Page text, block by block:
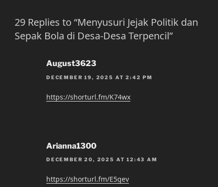
29 Replies to “Menyusuri Jejak Politik dan
Sepak Bola di Desa-Desa Terpencil”
August3623
DECEMBER 19, 2025 AT 2:42 PM
https://shorturl.fm/K74wx
Arianna1300
DECEMBER 20, 2025 AT 12:43 AM
https://shorturl.fm/E5gev